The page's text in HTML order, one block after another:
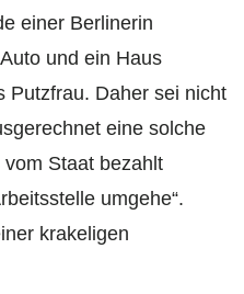
einer Berlinerin
und ein Haus
Putzfrau. Daher sei nicht
eine solche
vom Staat bezahlt
umgehe“.
krakeligen